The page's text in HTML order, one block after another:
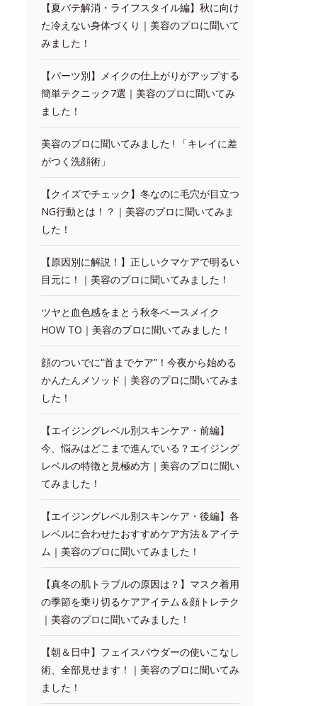
【夏バテ解消・ライフスタイル編】秋に向け
た冷えない身体づくり｜美容のプロに聞いて
みました！
【パーツ別】メイクの仕上がりがアップする
簡単テクニック7選｜美容のプロに聞いてみ
ました！
美容のプロに聞いてみました ! 「キレイに差
がつく洗顔術」
【クイズでチェック】冬なのに毛穴が目立つ
NG行動とは！？｜美容のプロに聞いてみま
した！
【原因別に解説！】正しいクマケアで明るい
目元に！｜美容のプロに聞いてみました！
ツヤと血色感をまとう秋冬ベースメイク
HOW TO｜美容のプロに聞いてみました！
顔のついでに“首までケア”！今夜から始める
かんたんメソッド｜美容のプロに聞いてみま
した！
【エイジングレベル別スキンケア・前編】
今、悩みはどこまで進んでいる？エイジング
レベルの特徴と見極め方｜美容のプロに聞い
てみました！
【エイジングレベル別スキンケア・後編】各
レベルに合わせたおすすめケア方法＆アイテ
ム｜美容のプロに聞いてみました！
【真冬の肌トラブルの原因は？】マスク着用
の季節を乗り切るケアアイテム＆顔トレテク
｜美容のプロに聞いてみました！
【朝＆日中】フェイスパウダーの使いこなし
術、全部見せます！｜美容のプロに聞いてみ
ました！